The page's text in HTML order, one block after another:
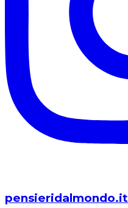
pensieridalmondo.it